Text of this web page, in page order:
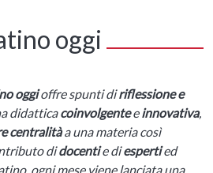
oggi
oggioffre spunti diriflessione e
didatticacoinvolgenteeinnovativa,
centralitàa una materia così
didocentie diespertied
ogni mese viene lanciata una